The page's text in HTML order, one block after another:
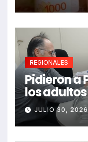
REGIONALES
Pidieron a
los
JULIO 30, 2026